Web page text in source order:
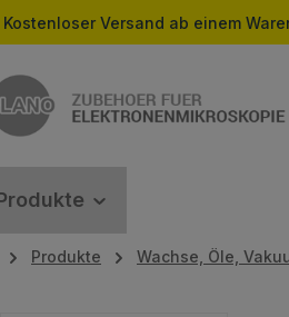
springen
Kostenloser Versand ab einem
Produkte Wachse, Öle,